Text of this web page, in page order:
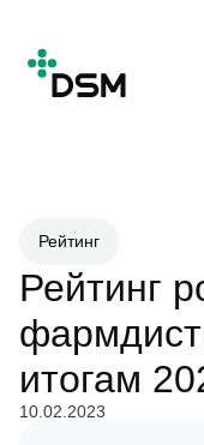
Рейтинг
Рейтинг
итогам
10.02.2023